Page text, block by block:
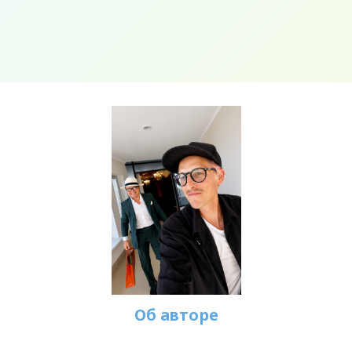
Об авторе